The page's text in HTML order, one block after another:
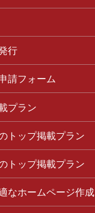
行
請フォーム
プラン
トップ掲載プラン
トップ掲載プラン
なホームページ作成